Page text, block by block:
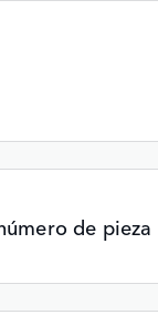
de pieza